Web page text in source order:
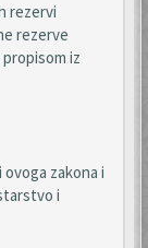
rezervi
rezerve
iz
zakona i
i